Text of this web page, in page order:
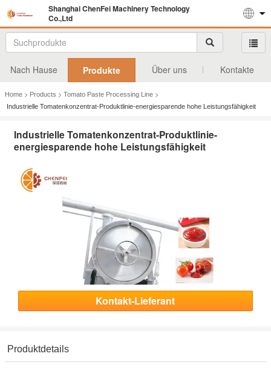
Shanghai ChenFei Machinery Technology
Co.,Ltd
Nach Hause Produkte Über uns Kontakte
Home > Products > Tomato Paste Processing Line >
Industrielle Tomatenkonzentrat-Produktlinie-energiesparende hohe Leistungsfähigkeit
Industrielle Tomatenkonzentrat-Produktlinie-
energiesparende hohe Leistungsfähigkeit
Kontakt-Lieferant
Produktdetails